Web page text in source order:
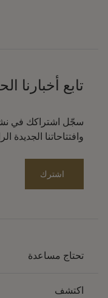
تابع أخبارنا
سجّل اشتراكك في
وافتتاحاتنا الجديدة
اشترك
تحتاج مساعدة
اكتشف